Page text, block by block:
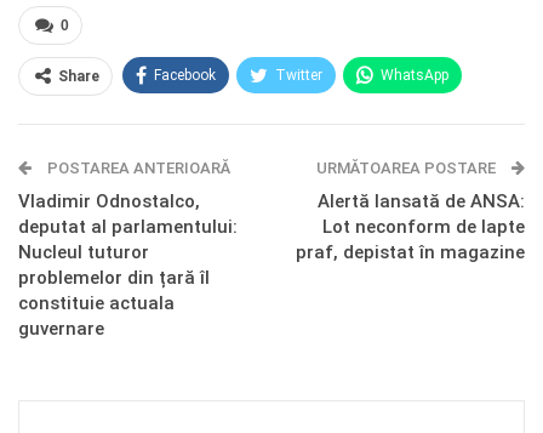
0
Share Facebook Twitter WhatsApp
Telegram OK.ru
POSTAREA ANTERIOARĂ
Vladimir Odnostalco,
deputat al parlamentului:
Nucleul tuturor
problemelor din țară îl
constituie actuala
guvernare
URMĂTOAREA POSTARE
Alertă lansată de ANSA:
Lot neconform de lapte
praf, depistat în magazine